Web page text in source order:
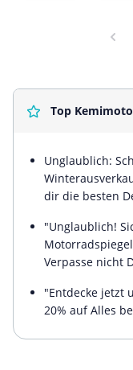
Top
Unglaublich:
dir die besten
"Unglaublich!
Verpasse nicht
"Entdecke jetzt
20% auf Alles